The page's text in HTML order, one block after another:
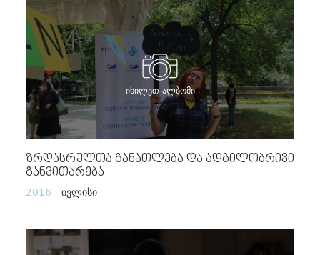
იხილეთ ალბომი
Ზრდასრულთა Განათლება Და Ადგილობრივი
Განვითარება
2016 ივლისი